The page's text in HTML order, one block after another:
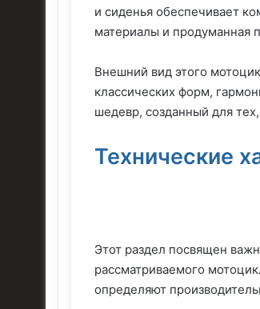
и сиденья обеспечивает
материалы и продуманная
Внешний вид этого
классических форм,
шедевр, созданный для
Технические
Этот раздел посвящен
рассматриваемого
определяют